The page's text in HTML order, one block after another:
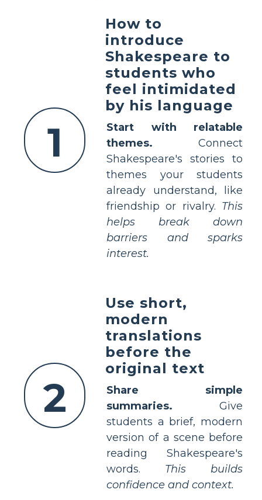
1
How to
introduce
Shakespeare to
students who
feel intimidated
by his language
Start with relatable
themes. Connect
Shakespeare's stories to
themes your students
already understand, like
friendship or rivalry. This
helps break down
barriers and sparks
interest.
2
Use short,
modern
translations
before the
original text
Share simple
summaries. Give
students a brief, modern
version of a scene before
reading Shakespeare's
words. This builds
confidence and context.